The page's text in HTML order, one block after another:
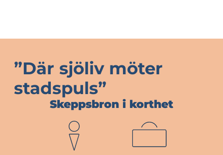
”Där sjöliv möter
stadspuls”
Skeppsbron i korthet